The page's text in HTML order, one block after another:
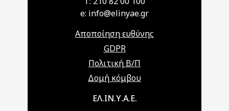
e: info@elinyae.gr
Αποποίηση ευθύνης
GDPR
Πολιτική Β/Π
Δομή κόμβου
Main navigationΕΛ.ΙΝ.Υ.Α.Ε.